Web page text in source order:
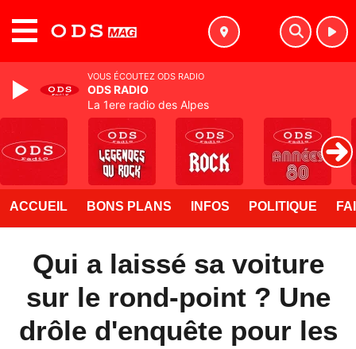
ACCUEIL BONS PLANS INFOS POLITIQUE
Qui a laissé sa voiture
sur le rond-point ? Une
drôle d'enquête pour les
VOUS ÉCOUTEZ ODS RADIO
ODS RADIO
La 1ere radio des Alpes